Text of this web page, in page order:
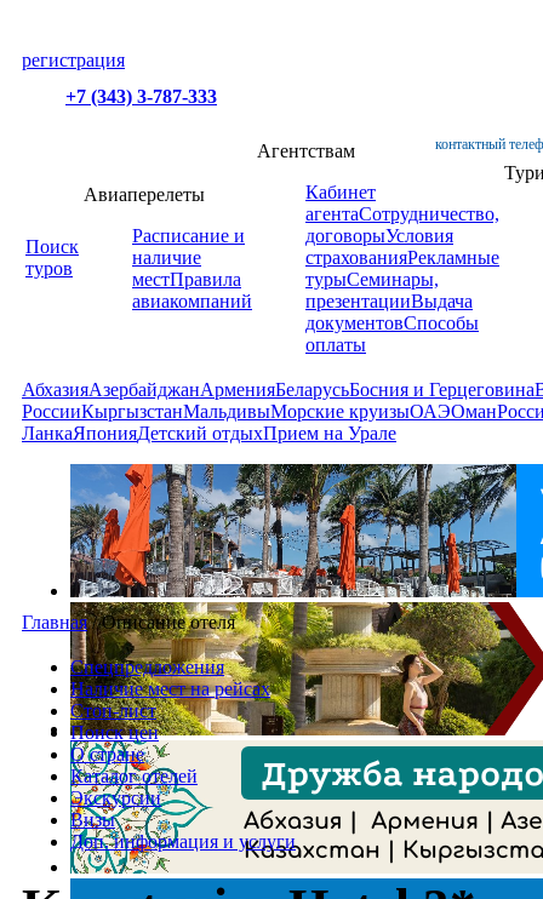
регистрация
+7 (343) 3-787-333
контактный
Поиск
туров
Авиаперелеты
Расписание и
наличие
местПравила
авиакомпаний
Агентствам
Кабинет
агентаСотрудничество,
договорыУсловия
страхованияРекламные
турыСеминары,
презентацииВыдача
документовСпособы
оплаты
АбхазияАзербайджанАрменияБеларусьБосния и Герцеговина
РоссииКыргызстанМальдивыМорские круизыОАЭОман
ЛанкаЯпонияДетский отдыхПрием на Урале
Главная /Описание отеля
Спецпредложения
Наличие мест на рейсах
Стоп-лист
Поиск цен
О стране
Каталог отелей
Экскурсии
Визы
Доп. информация и услуги